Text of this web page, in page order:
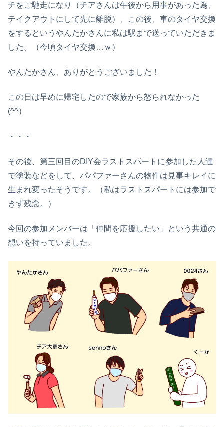
チをご馳走になり（チアさんは午後から用事があった為、
テイクアウトにして先に離脱）、この後、車のタイヤ交換
をするというやんたかさんに私は駅まで送っていただきま
した。（今頃タイヤ交換…ｗ）
やんたかさん、ありがとうございました！
この日は早めに帰宅したので家族から怒られなかった
(^^）
・・・
その後、第三回目のDIY会ラストスパートに参加した人達
で塗装などをして、パパファーさんの物件は見事キレイに
生まれ変ったそうです。（私はラストスパートには参加で
きず残念。）
今回の参加メンバーは「仲間を応援したい」という共通の
想いを持っていました。